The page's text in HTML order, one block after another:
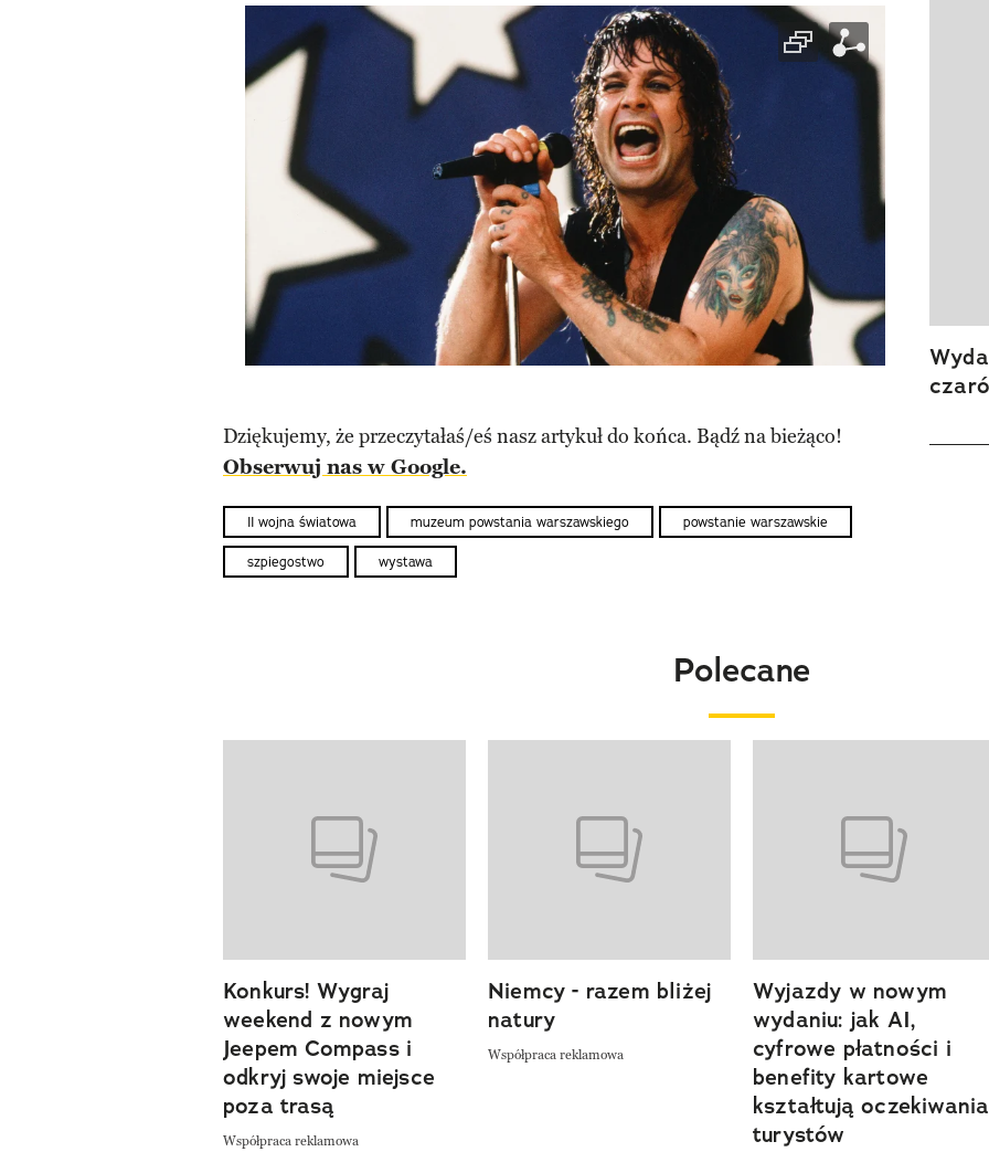
Dziękujemy, że przeczytałaś/eś nasz artykuł do końca. Bądź na bieżąco!
Obserwuj nas w Google.
II wojna światowa muzeum powstania warszawskiego powstanie warszawskie
szpiegostwo wystawa
Polecane
previous element
Konkurs! Wygraj
weekend z nowym
Jeepem Compass i
odkryj swoje miejsce
poza trasą
Współpraca reklamowa
Niemcy - razem bliżej
natury
Współpraca reklamowa
Wyjazdy w nowym
wydaniu: jak AI,
cyfrowe płatności i
benefity kartowe
kształtują oczekiwania
turystów